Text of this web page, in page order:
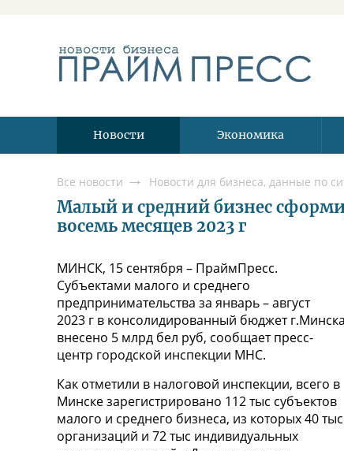
Новости Экономика
Все новости
Малый и средний бизнес
восемь месяцев 2023 г
МИНСК, 15 сентября – ПраймПресс.
Субъектами малого и среднего
предпринимательства за январь – август
2023 г в консолидированный бюджет г.Минска
внесено 5 млрд бел руб, сообщает пресс-
центр городской инспекции МНС.
Как отметили в налоговой инспекции, всего в
Минске зарегистрировано 112 тыс субъектов
малого и среднего бизнеса, из которых 40 тыс
организаций и 72 тыс индивидуальных